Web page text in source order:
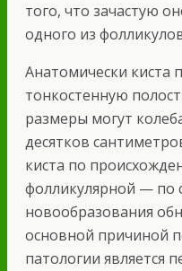
того, что зачастую
одного из
Анатомически киста
тонкостенную
размеры могут
десятков
киста по
фолликулярной — по
новообразования
основной причиной
патологии является